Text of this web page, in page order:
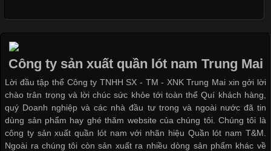
Cập nhật 2026-05-20 14:58:56
Vải thun là một trong những chất liệu được sử dụng rộng rãi
nhất trong ngành thời trang nhờ đặc tính co giãn, mềm mại và
thoải mái khi mặc. Từ áo thun, đồ thể thao cho đến đồ lót nam,
vải thun luôn đóng vai trò quan trọng trong quá trình sản xuất.
Hiện nay, nhu cầu tìm kiếm quần lót nam giá
Công ty sản xuất quần lót nam Trung Mai
Lời đầu tập thể Công ty TNHH SX - TM - XNK Trung Mai xin gởi lời
chào trân trọng và lời chúc sức khỏe tới toàn thể Quí khách hàng,
quý Doanh nghiệp và các nhà đầu tư trong và ngoài nước đã tin
dùng sản phẩm hay ghé thăm website của chúng tôi. Chúng tôi là
công ty sản xuất quần lót nam với nhãn hiệu Quần lót nam T&M.
Ngoài ra chúng tôi còn sản xuất ra nhiều dòng sản phẩm khác về